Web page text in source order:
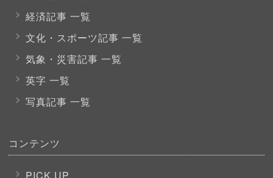
経済記事 一覧
文化・スポーツ記事 一覧
気象・災害記事 一覧
英字 一覧
写真記事 一覧
コンテンツ